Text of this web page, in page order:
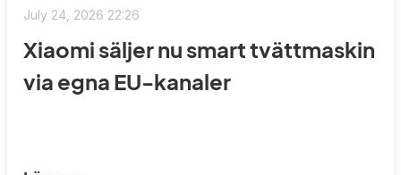
July 24, 2026 22:26
Xiaomi säljer nu smart tvättmaskin
via egna EU-kanaler